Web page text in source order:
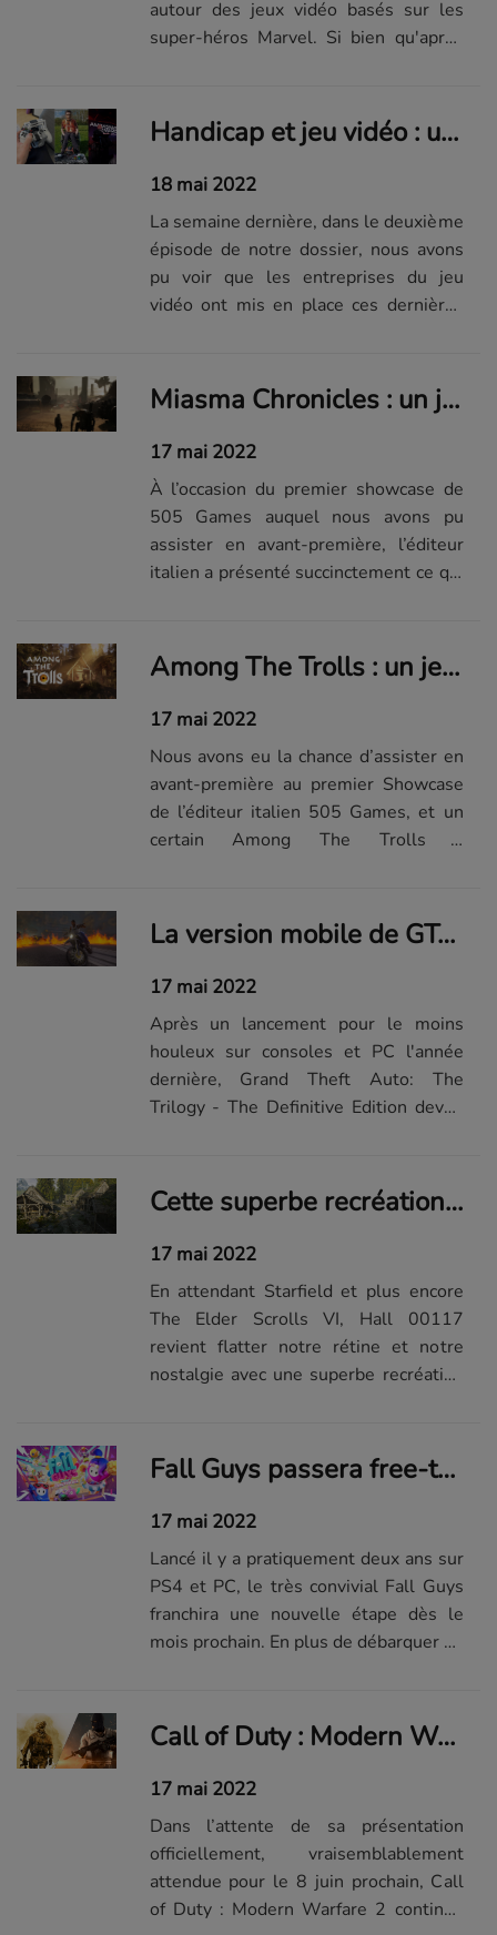
autour des jeux vidéo basés sur les
super-héros Marvel. Si bien qu'après
planche déjà sur une véritable suite. Il
est donc temps de compiler...
Handicap et jeu vidéo : une communauté soudée, habituée de la débrouille
18 mai 2022
La semaine dernière, dans le deuxième
épisode de notre dossier, nous avons
pu voir que les entreprises du jeu
vidéo ont mis en place ces dernières
parfois créer, l’accessibilité des jeux
vidéo pour les personnes en...
Miasma Chronicles : un jeu d’action post-apo à la croisée de Control et Infamous
17 mai 2022
À l’occasion du premier showcase de
505 Games auquel nous avons pu
assister en avant-première, l’éditeur
italien a présenté succinctement ce qui
Among The Trolls : un jeu de survie magnifique qui vous plonge dans le folklore finlandais
17 mai 2022
Nous avons eu la chance d’assister en
avant-première au premier Showcase
de l’éditeur italien 505 Games, et un
certain Among The Trolls a
La version mobile de GTA Trilogy victime d'un report
17 mai 2022
Après un lancement pour le moins
houleux sur consoles et PC l'année
dernière, Grand Theft Auto: The
Trilogy - The Definitive Edition devait
ce ne sera visiblement pas le cas…
Cette superbe recréation de Skyrim sous Unreal Engine 5 nous fait nous languir de The Elder Scrolls VI
17 mai 2022
En attendant Starfield et plus encore
The Elder Scrolls VI, Hall 00117
revient flatter notre rétine et notre
nostalgie avec une superbe recréation
Fall Guys passera free-to-play et débarquera sur de nouveaux supports en juin
17 mai 2022
Lancé il y a pratiquement deux ans sur
PS4 et PC, le très convivial Fall Guys
franchira une nouvelle étape dès le
mois prochain. En plus de débarquer en
gratuit !
Call of Duty : Modern Warfare 2 s'inspirerait d'un aspect de CS:GO (mais pas de son meilleur)
17 mai 2022
Dans l’attente de sa présentation
officiellement, vraisemblablement
attendue pour le 8 juin prochain, Call
of Duty : Modern Warfare 2 continue